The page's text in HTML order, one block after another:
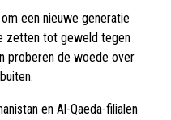
een nieuwe generatie
zetten tot geweld tegen
proberen de woede over
en Al-Qaeda-filialen